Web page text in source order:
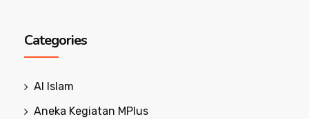
Categories
Al Islam
Aneka Kegiatan MPlus